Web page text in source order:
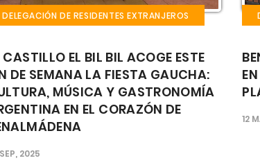
DELEGACIÓN DE RESIDENTES EXTRANJEROS
BENALMÁDENA CELEBRARÁ LA FIESTA
EN HONOR A SAN PATRICIO EN LA
PLAZA DE LA MEZQUITA
12 MAR, 2025